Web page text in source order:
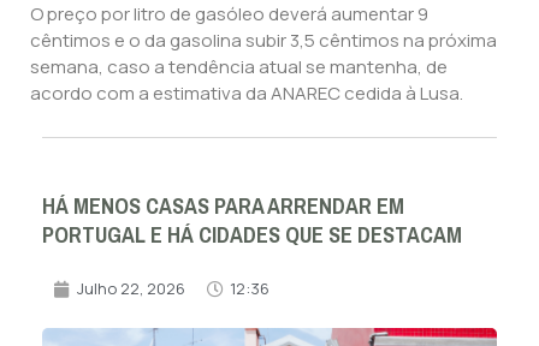
O preço por litro de gasóleo deverá aumentar 9
cêntimos e o da gasolina subir 3,5 cêntimos na próxima
semana, caso a tendência atual se mantenha, de
acordo com a estimativa da ANAREC cedida à Lusa.
HÁ MENOS CASAS PARA ARRENDAR EM
PORTUGAL E HÁ CIDADES QUE SE DESTACAM
Julho 22, 2026 12:36